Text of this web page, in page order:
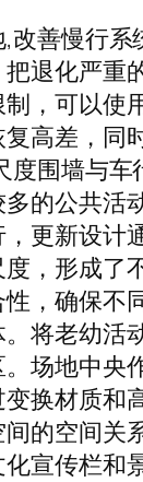
改善慢行
退化严重
，可以使
高差，同
围墙与车
的公共活
更新设计
，形成了
，确保不
将老幼活
场地中央
换材质和
的空间关
宣传栏和